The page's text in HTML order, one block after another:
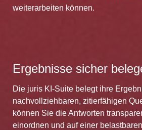
weiterarbeiten können.
Ergebnisse sicher
Die juris KI-Suite belegt ihre
nachvollziehbaren, zitierfähigen
können Sie die Antworten
einordnen und auf einer